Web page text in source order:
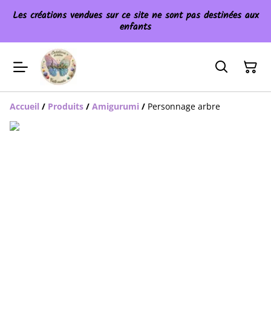
Les créations vendues sur ce site ne sont pas destinées aux
enfants
Accueil / Produits / Amigurumi / Personnage arbre